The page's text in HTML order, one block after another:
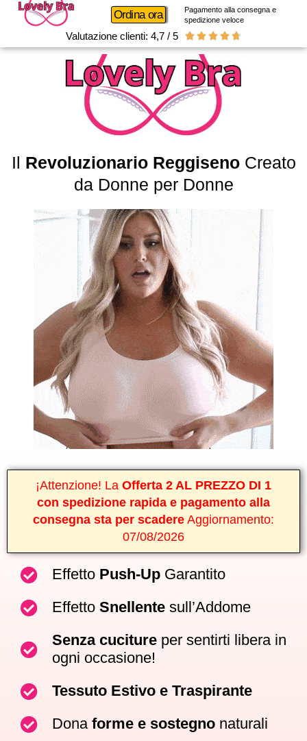
Ordina ora
Pagamento alla consegna e
spedizione veloce
Valutazione clienti: 4,7 / 5     
Il Revoluzionario ReggisenoCreato
da Donne per Donne
¡Attenzione! La Offerta 2 AL PREZZO DI 1
con spedizione rapida e pagamento alla
consegna sta per scadere Aggiornamento:
07/08/2026
Effetto Push-Up Garantito
EffettoSnellente sull’Addome
Senza cuciture per sentirti libera in
ogni occasione!
Tessuto Estivo e Traspirante
Donaforme e sostegno naturali